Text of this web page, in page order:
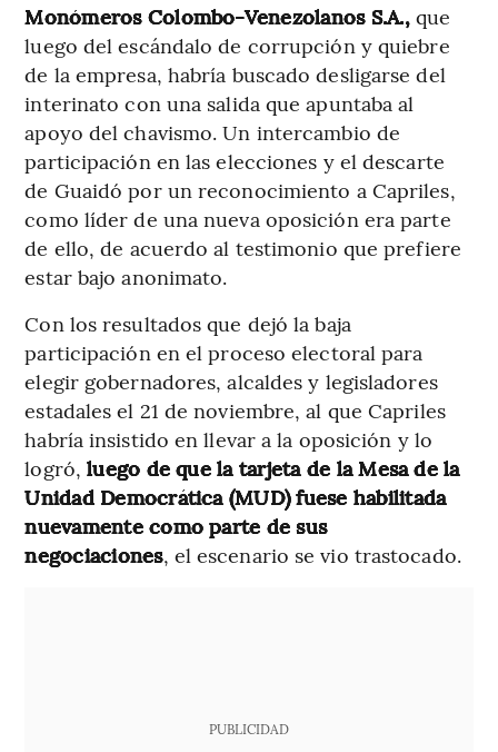
Monómeros Colombo-Venezolanos S.A.,que
luego del escándalo de corrupción y quiebre
de la empresa, habría buscado desligarse del
interinato con una salida que apuntaba al
apoyo del chavismo. Un intercambio de
participación en las elecciones y el descarte
de Guaidó por un reconocimiento a Capriles,
como líder de una nueva oposición era parte
de ello, de acuerdo al testimonio que prefiere
estar bajo anonimato.
Con los resultados que dejó la baja
participación en el proceso electoral para
elegir gobernadores, alcaldes y legisladores
estadales el 21 de noviembre, al que Capriles
habría insistido en llevar a la oposición y lo
logró,luego de que la tarjeta de la Mesa de la
Unidad Democrática (MUD) fuese habilitada
nuevamente como parte de sus
negociaciones, el escenario se vio trastocado.
PUBLICIDAD